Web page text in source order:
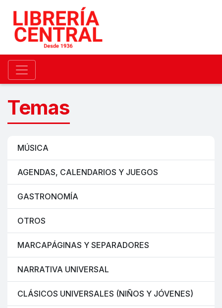
Temas
MÚSICA
AGENDAS, CALENDARIOS Y JUEGOS
GASTRONOMÍA
OTROS
MARCAPÁGINAS Y SEPARADORES
NARRATIVA UNIVERSAL
CLÁSICOS UNIVERSALES (NIÑOS Y JÓVENES)